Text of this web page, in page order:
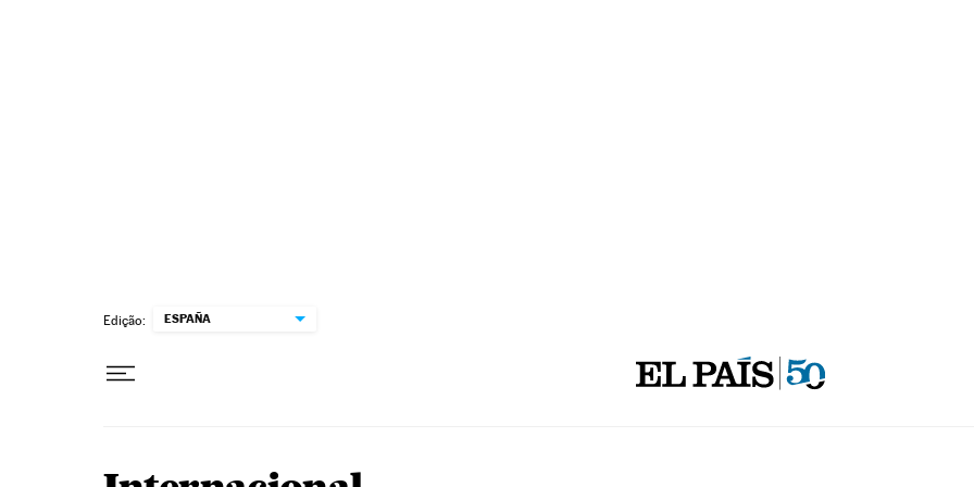
Edição: ESPAÑA